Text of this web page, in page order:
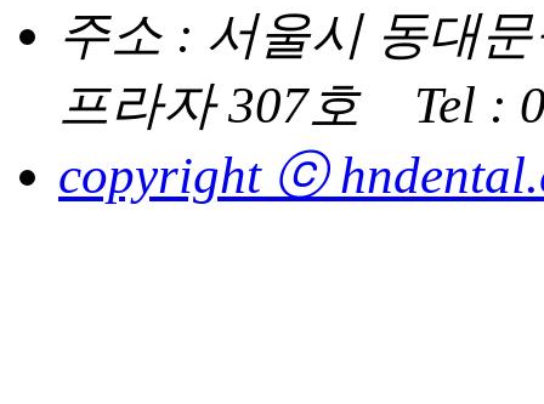
주소 : 서울시 동대
프라자 307호 Tel :
copyright ⓒ